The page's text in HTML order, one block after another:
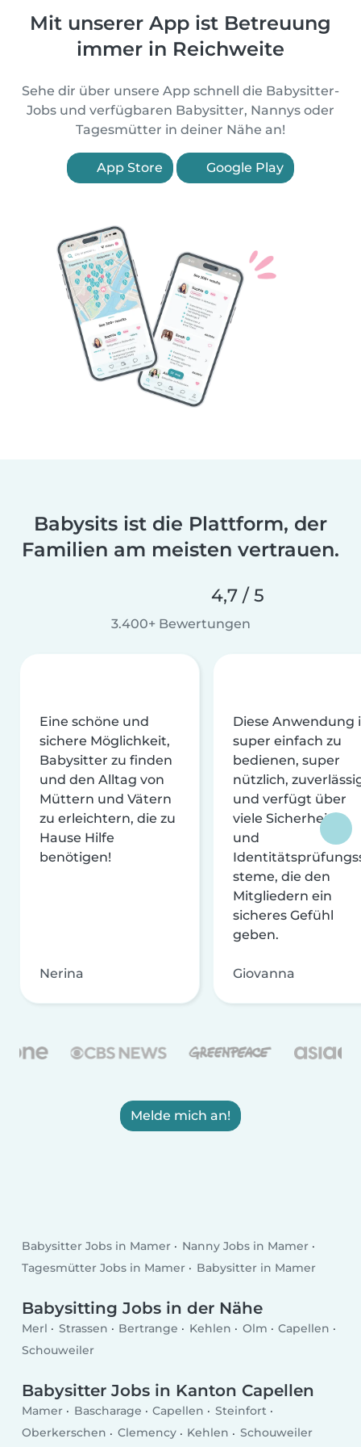
Mit unserer App ist Betreuung
immer in Reichweite
Sehe dir über unsere App schnell die Babysitter-
Jobs und verfügbaren Babysitter, Nannys oder
Tagesmütter in deiner Nähe an!
App Store Google Play
Babysits ist die Plattform, der
Familien am meisten vertrauen.
4,7 / 5
3.400+ Bewertungen
Eine schöne und
sichere Möglichkeit,
Babysitter zu finden
und den Alltag von
Müttern und Vätern
zu erleichtern, die zu
Hause Hilfe
benötigen!
Nerina
Diese Anwendung
super einfach zu
bedienen, super
nützlich,
und verfügt über
viele Sicherheits-
und
steme, die den
Mitgliedern ein
sicheres Gefühl
geben.
Giovanna
Melde mich an!
Babysitter Jobs in Mamer
Nanny Jobs in Mamer
Tagesmütter Jobs in Mamer
Babysitter in Mamer
Babysitting Jobs in der Nähe
Merl Strassen Bertrange Kehlen Olm
Capellen
Schouweiler
Babysitter Jobs in Kanton Capellen
Mamer Bascharage Capellen
Steinfort
Oberkerschen
Clemency Kehlen Schouweiler